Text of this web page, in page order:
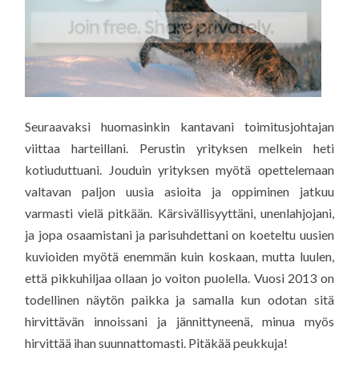
Seuraavaksi huomasinkin kantavani toimitusjohtajan
viittaa harteillani. Perustin yrityksen melkein heti
kotiuduttuani. Jouduin yrityksen myötä opettelemaan
valtavan paljon uusia asioita ja oppiminen jatkuu
varmasti vielä pitkään. Kärsivällisyyttäni, unenlahjojani,
ja jopa osaamistani ja parisuhdettani on koeteltu uusien
kuvioiden myötä enemmän kuin koskaan, mutta luulen,
että pikkuhiljaa ollaan jo voiton puolella. Vuosi 2013 on
todellinen näytön paikka ja samalla kun odotan sitä
hirvittävän innoissani ja jännittyneenä, minua myös
hirvittää ihan suunnattomasti. Pitäkää peukkuja!